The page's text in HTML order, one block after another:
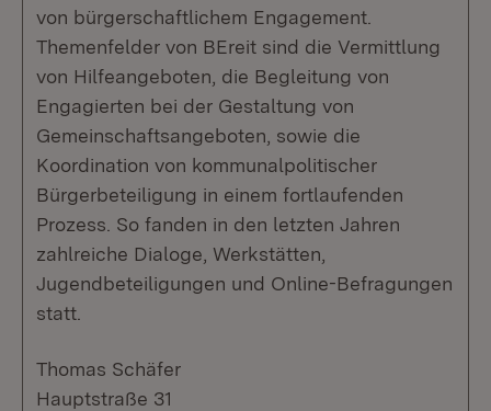
von bürgerschaftlichem Engagement.
Themenfelder von BEreit sind die Vermittlung
von Hilfeangeboten, die Begleitung von
Engagierten bei der Gestaltung von
Gemeinschaftsangeboten, sowie die
Koordination von kommunalpolitischer
Bürgerbeteiligung in einem fortlaufenden
Prozess. So fanden in den letzten Jahren
zahlreiche Dialoge, Werkstätten,
Jugendbeteiligungen und Online-Befragungen
statt.
Thomas Schäfer
Hauptstraße 31